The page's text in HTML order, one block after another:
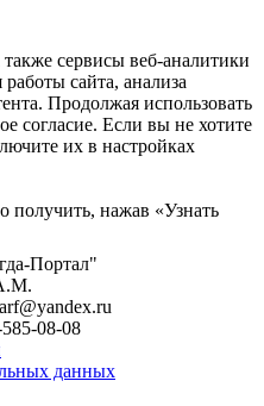
Портал"
08-08
данных
также сервисы веб-аналитики
сайта, анализа
Продолжая использовать
согласие. Если вы не хотите
их в настройках
нажав «Узнать